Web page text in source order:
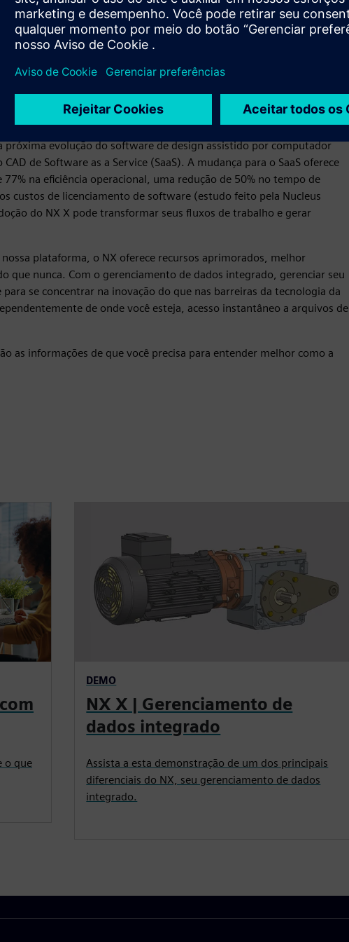
uma solução CAD em nuvem
próxima evolução do software de design assistido por computador
de Software as a Service (SaaS). A mudança para o SaaS oferece
na eficiência operacional, uma redução de 50% no tempo de
custos de licenciamento de software (estudo feito pela Nucleus
do NX X pode transformar seus fluxos de trabalho e gerar
plataforma, o NX oferece recursos aprimorados, melhor
que nunca. Com o gerenciamento de dados integrado, gerenciar seu
se concentrar na inovação do que nas barreiras da tecnologia da
de onde você esteja, acesso instantâneo a arquivos de
as informações de que você precisa para entender melhor como a
o que
DEMO
NX X | Gerenciamento de
dados integrado
Assista a esta demonstração de um dos principais
diferenciais do NX, seu gerenciamento de dados
integrado.